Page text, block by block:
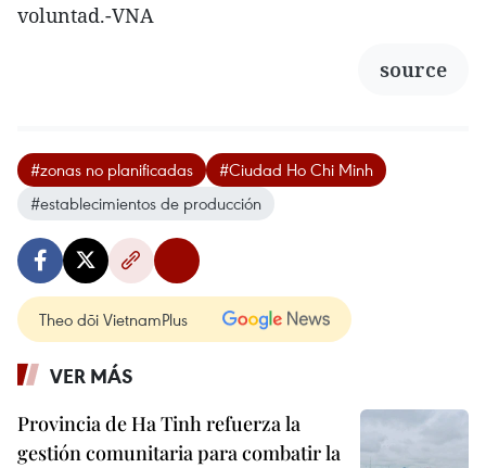
voluntad.-VNA
source
#zonas no planificadas
#Ciudad Ho Chi Minh
#establecimientos de producción
Theo dõi VietnamPlus
VER MÁS
Provincia de Ha Tinh refuerza la
gestión comunitaria para combatir la